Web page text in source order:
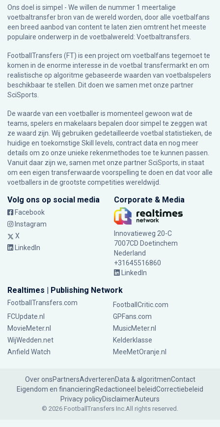
Ons doel is simpel - We willen de nummer 1 meertalige
voetbaltransfer bron van de wereld worden, door alle voetbalfans
een breed aanbod van content te laten zien omtrent het meeste
populaire onderwerp in de voetbalwereld: Voetbaltransfers.
FootballTransfers (FT) is een project om voetbalfans tegemoet te
komen in de enorme interesse in de voetbal transfermarkt en om
realistische op algoritme gebaseerde waarden van voetbalspelers
beschikbaar te stellen. Dit doen we samen met onze partner
SciSports
De waarde van een voetballer is momenteel gewoon wat de
teams, spelers en makelaars bepalen door simpel te zeggen wat
ze waard zijn. Wij gebruiken gedetailleerde voetbal statistieken, de
huidige en toekomstige Skill levels, contract data en nog meer
details om zo onze unieke rekenmethodes toe te kunnen passen.
Vanuit daar zijn we, samen met onze partner SciSports, in staat
om een eigen transferwaarde voorspelling te doen en dat voor alle
voetballers in de grootste competities wereldwijd.
Volg ons op social media
Facebook
Instagram
X
LinkedIn
Corporate & Media
Innovatieweg 20-C
7007CD Doetinchem
Nederland
+31645516860
LinkedIn
Realtimes | Publishing Network
FootballTransfers.com
FootballCritic.com
FCUpdate.nl
GPFans.com
MovieMeter.nl
MusicMeter.nl
WijWedden.net
Kelderklasse
Anfield Watch
MeeMetOranje.nl
Over onsPartnersAdverterenData & algoritmenContact
Eigendom en financieringRedactioneel beleidCorrectiebeleid
Privacy policyDisclaimerAuteurs
© 2026 FootballTransfers Inc.All rights reserved.